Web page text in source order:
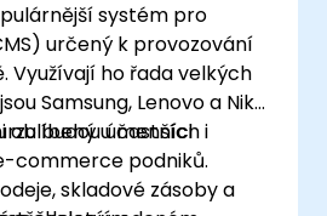
systém pro
určený k provozování
Využívají ho řada velkých
Samsung, Lenovo a Nike,
oblíbený u menších i
commerce podniků.
budou účastníci
skladové zásoby a